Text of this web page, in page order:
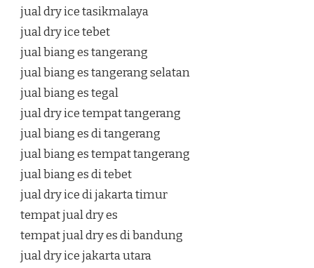
jual dry ice tasikmalaya
jual dry ice tebet
jual biang es tangerang
jual biang es tangerang selatan
jual biang es tegal
jual dry ice tempat tangerang
jual biang es di tangerang
jual biang es tempat tangerang
jual biang es di tebet
jual dry ice di jakarta timur
tempat jual dry es
tempat jual dry es di bandung
jual dry ice jakarta utara